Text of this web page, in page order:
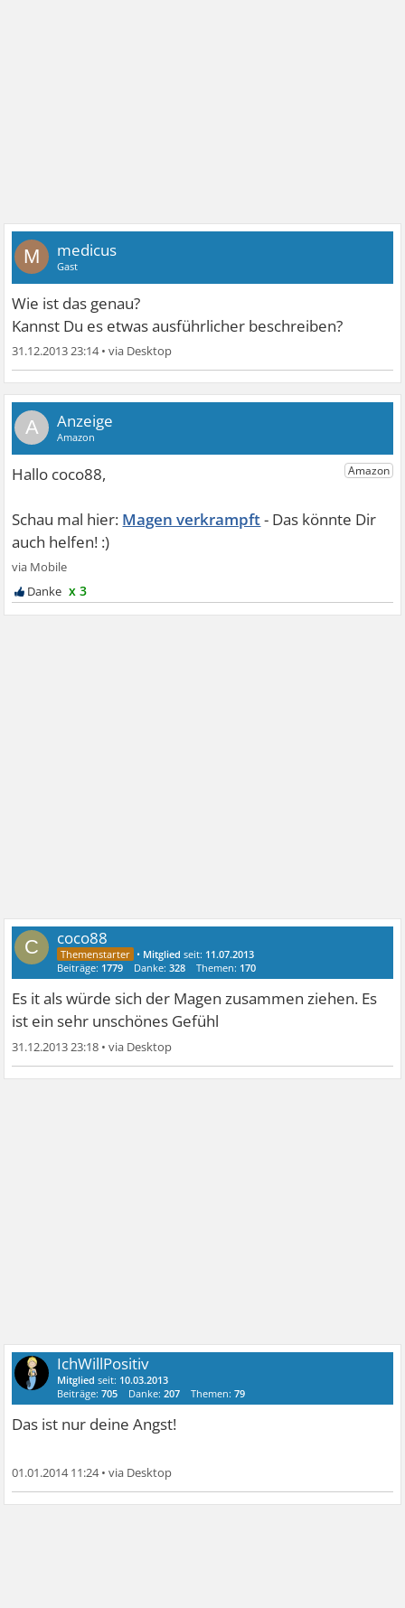
M medicus
Gast
Wie ist das genau?
Kannst Du es etwas ausführlicher beschreiben?
31.12.2013 23:14•
A
Magen verkrampft
x 3
C coco88
• Mitglied seit: 11.07.2013
Beiträge: 1779 Danke:328 Themen: 170
Es it als würde sich der Magen zusammen ziehen. Es
ist ein sehr unschönes Gefühl
31.12.2013 23:18 •
IchWillPositiv
Mitglied seit: 10.03.2013
Beiträge:705 Danke:207 Themen:79
Das ist nur deine Angst!
01.01.2014 11:24•